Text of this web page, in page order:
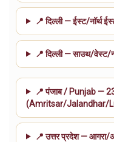
📍 दिल्ली — ईस्ट/नॉर्थ
📍 दिल्ली — साउथ/वेस्ट/
📍 पंजाब / Punjab —
(Amritsar/Jalandhar/
📍 उत्तर प्रदेश — आगरा/